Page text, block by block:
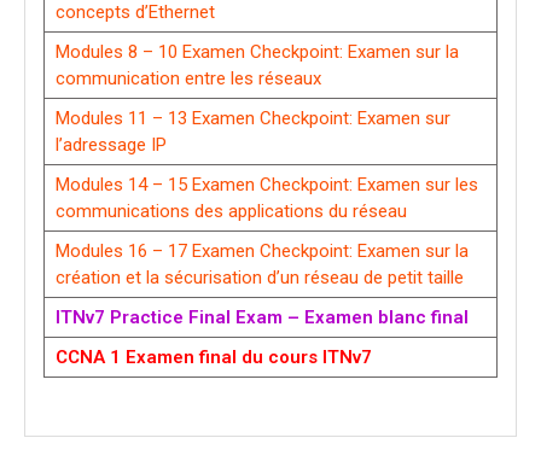
concepts d’Ethernet
Modules 8 – 10 Examen Checkpoint: Examen sur la
communication entre les réseaux
Modules 11 – 13 Examen Checkpoint: Examen sur
l’adressage IP
Modules 14 – 15 Examen Checkpoint: Examen sur les
communications des applications du réseau
Modules 16 – 17 Examen Checkpoint: Examen sur la
création et la sécurisation d’un réseau de petit taille
ITNv7 Practice Final Exam – Examen blanc final
CCNA 1 Examen final du cours ITNv7